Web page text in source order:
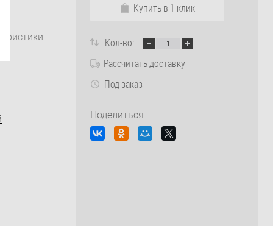
Купить в 1 клик
Кол-во:
Рассчитать доставку
Под заказ
Поделиться